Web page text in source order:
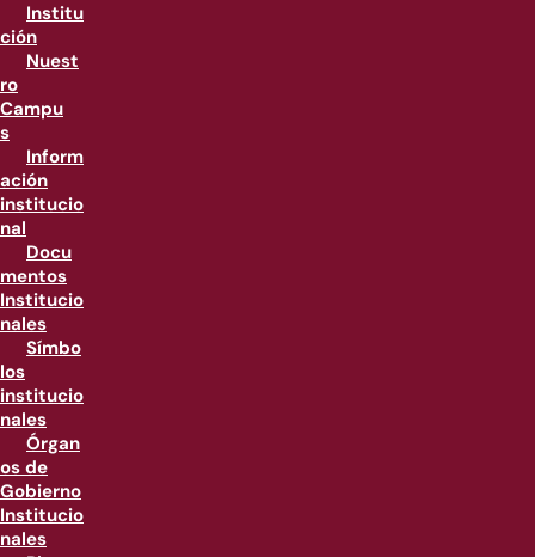
Institu
ción
Nuest
ro
Campu
s
Inform
ación
institucio
nal
Docu
mentos
Institucio
nales
Símbo
los
institucio
nales
Órgan
os de
Gobierno
Institucio
nales